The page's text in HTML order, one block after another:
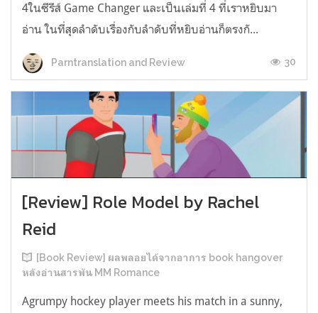
4ในซีรีส์ Game Changer และเป็นเล่มที่ 4 ที่เราหยิบมา
อ่าน ในที่สุดลำดับเรื่องกับลำดับที่หยิบอ่านก็ตรงกั...
Parntranslation and Review 30
[Review] Role Model by Rachel
Reid
[Book Review] ผลพลอยได้จากอาการ book hangover
หลังอ่านสารพัน MM Romance
Agrumpy hockey player meets his match in a sunny,